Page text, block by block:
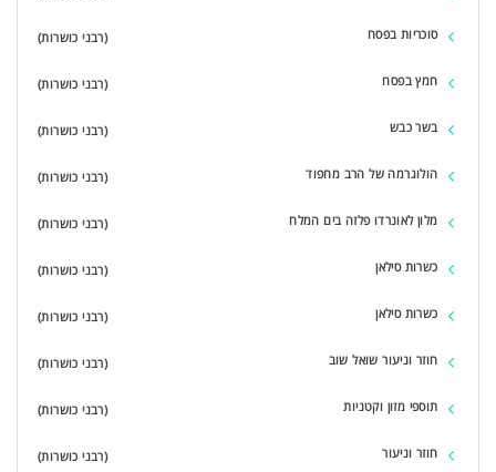
(רבני כושרות) סוכריות בפסח
(רבני כושרות) חמץ בפסח
(רבני כושרות) בשר כבש
(רבני כושרות) הולוגרמה של הרב מחפוד
(רבני כושרות) מלון לאונרדו פלזה בים המלח
(רבני כושרות) כשרות סילאן
(רבני כושרות) כשרות סילאן
(רבני כושרות) חוזר וניעור שואל שוב
(רבני כושרות) תוספי מזון וקטניות
(רבני כושרות) חוזר וניעור